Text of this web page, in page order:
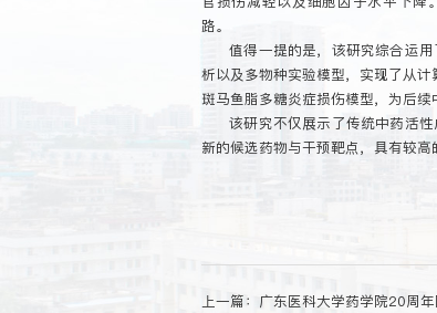
路。
值得一提的是，该研究综合运
析以及多物种实验模型，实现了从
斑马鱼脂多糖炎症损伤模型，为后续
该研究不仅展示了传统中药活
新的候选药物与干预靶点，具有较高
上一篇： 广东医科大学药学院20周